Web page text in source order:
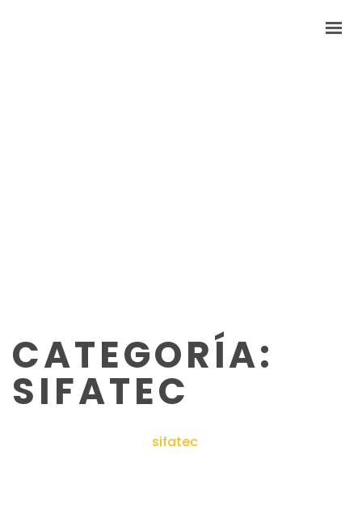
CATEGORÍA:
SIFATEC
sifatec